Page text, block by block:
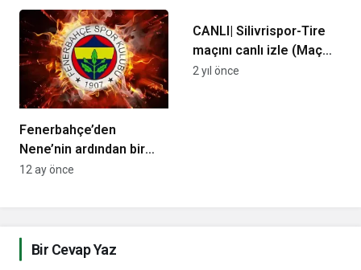
düşecek ekipler…
Fenerbahçe’den
Nene’nin ardından bir
transfer daha! Anlaşma
12 ay önce
CANLI| Silivrispor-Tire
maçını canlı izle (Maç
linki)
2 yıl önce
Bir Cevap Yaz